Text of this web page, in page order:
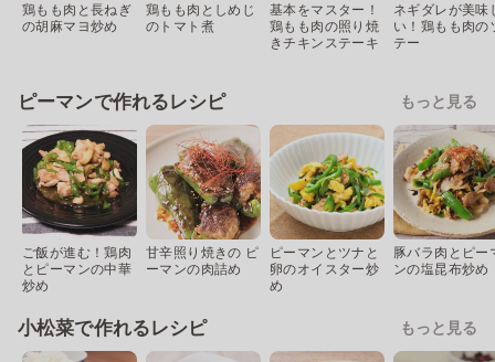
鶏もも肉と長ねぎ
の胡麻マヨ炒め
鶏もも肉としめじ
のトマト煮
基本をマスター！
鶏もも肉の照り焼
きチキンステーキ
ネギダレが美味
い！鶏もも肉の
テー
ピーマンで作れるレシピ もっと見る
ご飯が進む！鶏肉
とピーマンの中華
炒め
甘辛照り焼きの ピ
ーマンの肉詰め
ピーマンとツナと
卵のオイスター炒
め
豚バラ肉とピー
ンの塩昆布炒め
小松菜で作れるレシピ もっと見る